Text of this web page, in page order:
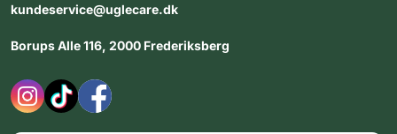
kundeservice@uglecare.dk
Borups Alle 116, 2000 Frederiksberg